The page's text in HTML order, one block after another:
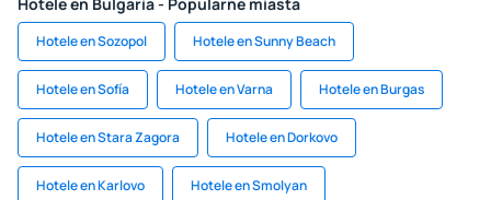
Hotele en Sozopol Hotele en Sunny Beach
Hotele en Sofía Hotele en Varna Hotele en Burgas
Hotele en Stara Zagora Hotele en Dorkovo
Hotele en Karlovo Hotele en Smolyan